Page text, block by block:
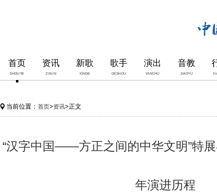
首页
SHOUYE
资讯
ZIXUN
新歌
XINGE
歌手
GESHOU
演出
YANCHU
音教
JIAOYU
当前位置： 首页>资讯>正文
“汉字中国——方正之间的中华文明”特
年演进历程